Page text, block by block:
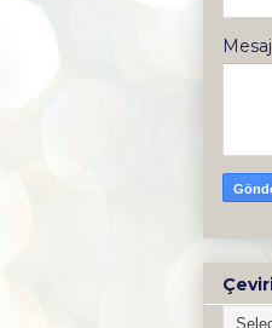
Mesaj